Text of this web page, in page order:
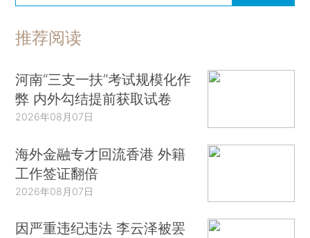
推荐阅读
河南“三支一扶”考试规模化作
弊 内外勾结提前获取试卷
2026年08月07日
海外金融专才回流香港 外籍
工作签证翻倍
2026年08月07日
因严重违纪违法 李云泽被罢